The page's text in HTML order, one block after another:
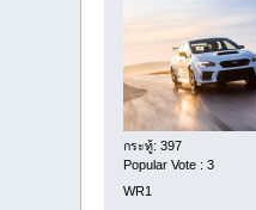
กระทู้: 397
Popular Vote : 3
WR1